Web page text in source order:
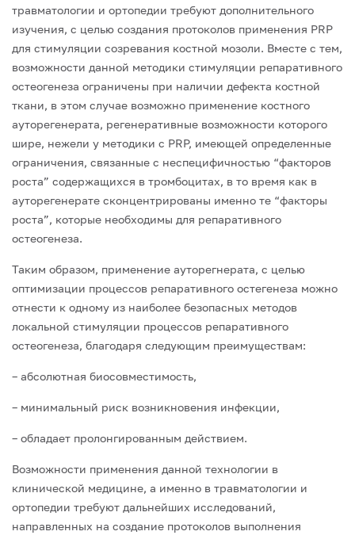
травматологии и ортопедии требуют дополнительного
изучения, с целью создания протоколов применения PRP
для стимуляции созревания костной мозоли. Вместе с тем,
возможности данной методики стимуляции репаративного
остеогенеза ограничены при наличии дефекта костной
ткани, в этом случае возможно применение костного
ауторегенерата, регенеративные возможности которого
шире, нежели у методики с PRP, имеющей определенные
ограничения, связанные с неспецифичностью “факторов
роста” содержащихся в тромбоцитах, в то время как в
ауторегенерате сконцентрированы именно те “факторы
роста”, которые необходимы для репаративного
остеогенеза.
Таким образом, применение ауторегнерата, с целью
оптимизации процессов репаративного остегенеза можно
отнести к одному из наиболее безопасных методов
локальной стимуляции процессов репаративного
остеогенеза, благодаря следующим преимуществам:
– абсолютная биосовместимость,
– минимальный риск возникновения инфекции,
– обладает пролонгированным действием.
Возможности применения данной технологии в
клинической медицине, а именно в травматологии и
ортопедии требуют дальнейших исследований,
направленных на создание протоколов выполнения